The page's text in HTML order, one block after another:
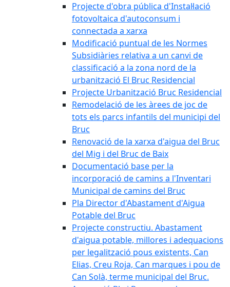
Projecte d'obra pública d'Instal·lació
fotovoltaica d'autoconsum i
connectada a xarxa
Modificació puntual de les Normes
Subsidiàries relativa a un canvi de
classificació a la zona nord de la
urbanització El Bruc Residencial
Projecte Urbanització Bruc Residencial
Remodelació de les àrees de joc de
tots els parcs infantils del municipi del
Bruc
Renovació de la xarxa d'aigua del Bruc
del Mig i del Bruc de Baix
Documentació base per la
incorporació de camins a l'Inventari
Municipal de camins del Bruc
Pla Director d'Abastament d'Aigua
Potable del Bruc
Projecte constructiu. Abastament
d'aigua potable, millores i adequacions
per legalització pous existents, Can
Elias, Creu Roja, Can marques i pou de
Can Solà, terme municipal del Bruc.